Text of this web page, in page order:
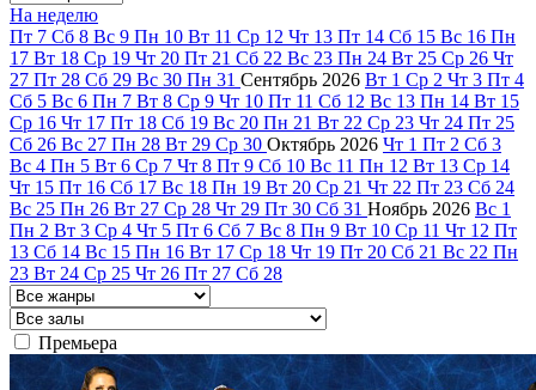
На неделю
Пт 7 Сб 8 Вс 9 Пн 10 Вт 11 Ср 12 Чт 13 Пт 14 Сб 15 Вс 16 Пн
17 Вт 18 Ср 19 Чт 20 Пт 21 Сб 22 Вс 23 Пн 24 Вт 25 Ср 26 Чт
27 Пт 28 Сб 29 Вс 30 Пн 31 Сентябрь 2026 Вт 1 Ср 2 Чт 3 Пт 4
Сб 5 Вс 6 Пн 7 Вт 8 Ср 9 Чт 10 Пт 11 Сб 12 Вс 13 Пн 14 Вт 15
Ср 16 Чт 17 Пт 18 Сб 19 Вс 20 Пн 21 Вт 22 Ср 23 Чт 24 Пт 25
Сб 26 Вс 27 Пн 28 Вт 29 Ср 30 Октябрь 2026 Чт 1 Пт 2 Сб 3
Вс 4 Пн 5 Вт 6 Ср 7 Чт 8 Пт 9 Сб 10 Вс 11 Пн 12 Вт 13 Ср 14
Чт 15 Пт 16 Сб 17 Вс 18 Пн 19 Вт 20 Ср 21 Чт 22 Пт 23 Сб 24
Вс 25 Пн 26 Вт 27 Ср 28 Чт 29 Пт 30 Сб 31 Ноябрь 2026 Вс 1
Пн 2 Вт 3 Ср 4 Чт 5 Пт 6 Сб 7 Вс 8 Пн 9 Вт 10 Ср 11 Чт 12 Пт
13 Сб 14 Вс 15 Пн 16 Вт 17 Ср 18 Чт 19 Пт 20 Сб 21 Вс 22 Пн
23 Вт 24 Ср 25 Чт 26 Пт 27 Сб 28
Премьера